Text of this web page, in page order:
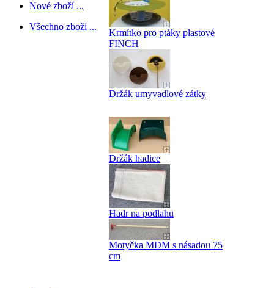
Nové zboží ...
Všechno zboží ...
Krmítko pro ptáky plastové
FINCH
Držák umyvadlové zátky
Držák hadice
Hadr na podlahu
Motyčka MDM s násadou 75
cm